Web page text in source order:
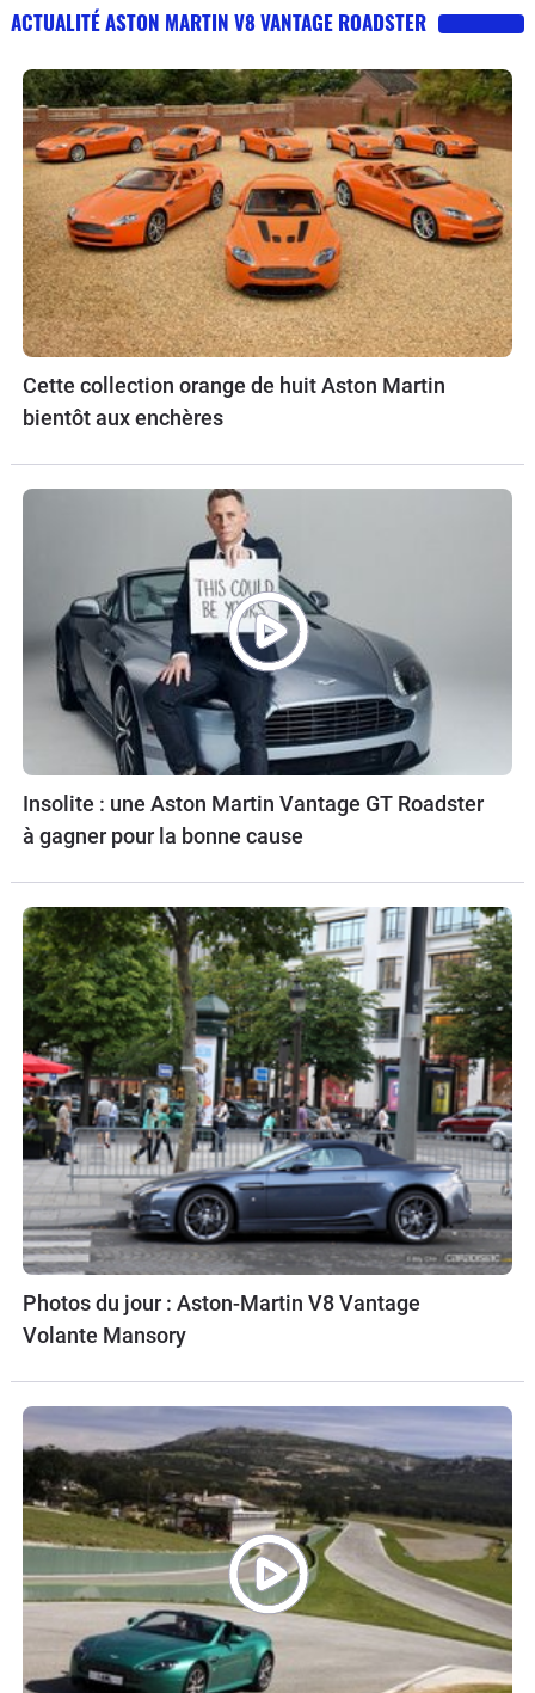
ACTUALITÉ ASTON MARTIN V8 VANTAGE ROADSTER
Cette collection orange de huit Aston Martin
bientôt aux enchères
Insolite : une Aston Martin Vantage GT Roadster
à gagner pour la bonne cause
Photos du jour : Aston-Martin V8 Vantage
Volante Mansory